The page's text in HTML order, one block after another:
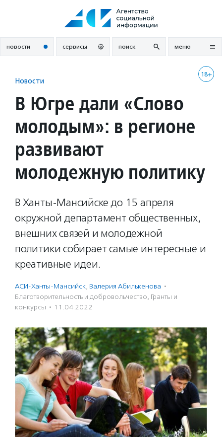
новости сервисы поиск меню
18+
Новости
В Югре дали «Слово
молодым»: в регионе
развивают
молодежную политику
В Ханты-Мансийске до 15 апреля
окружной департамент общественных,
внешних связей и молодежной
политики собирает самые интересные и
креативные идеи.
АСИ-Ханты-Мансийск, Валерия Абилькенова ·
Благотвори­тель­ность и доброволь­чест­во, Гранты и
конкурсы · 11.04.2022